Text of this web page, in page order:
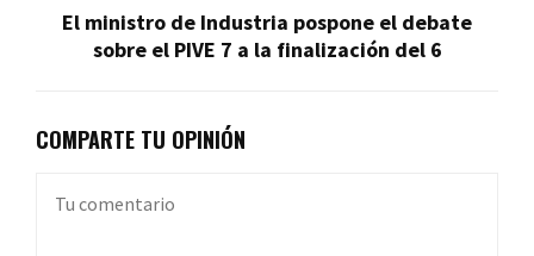
El ministro de Industria pospone el debate
sobre el PIVE 7 a la finalización del 6
COMPARTE TU OPINIÓN